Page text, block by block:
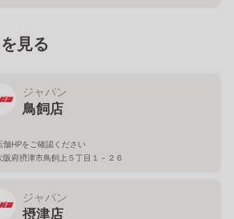
見る
ジャパン
鳥飼店
舗HPをご確認ください
阪府摂津市鳥飼上５丁目１－２６
ジャパン
摂津店